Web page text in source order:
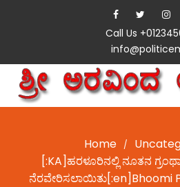
Call Us
Home /
[:KA]ಹರಳೂರಿನಲ್ಲಿ ನೂತನ
ನೆರವೇರಿಸಲಾಯಿತು[:en]Bhoomi